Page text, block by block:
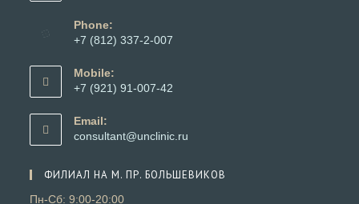
Phone:
+7 (812) 337-2-007
в
вашем
Mobile:
+7 (921) 91-007-42
в
вашем
Email:
consultant@unclinic.ru
приложении
ФИЛИАЛ НА М. ПР. БОЛЬШЕВИКОВ
Пн-Сб: 9:00-20:00